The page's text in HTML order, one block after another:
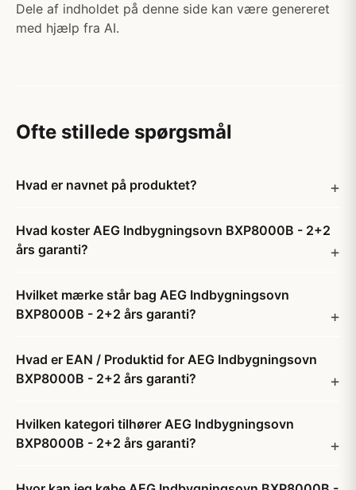
Dele af indholdet på denne side kan være genereret
med hjælp fra AI.
Ofte stillede spørgsmål
Hvad er navnet på produktet?
Hvad koster AEG Indbygningsovn BXP8000B - 2+2
års garanti?
Hvilket mærke står bag AEG Indbygningsovn
BXP8000B - 2+2 års garanti?
Hvad er EAN / Produktid for AEG Indbygningsovn
BXP8000B - 2+2 års garanti?
Hvilken kategori tilhører AEG Indbygningsovn
BXP8000B - 2+2 års garanti?